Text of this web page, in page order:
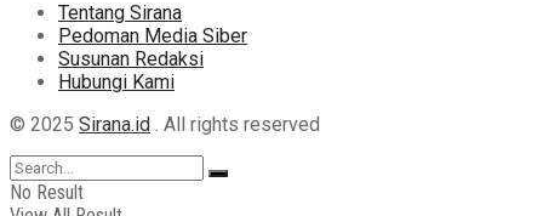
Tentang Sirana
Pedoman Media Siber
Susunan Redaksi
Hubungi Kami
© 2025 Sirana.id . All rights reserved
No Result